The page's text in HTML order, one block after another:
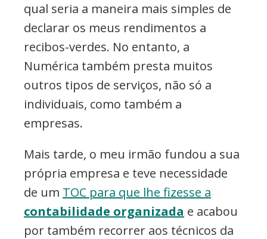
qual seria a maneira mais simples de
declarar os meus rendimentos a
recibos-verdes. No entanto, a
Numérica também presta muitos
outros tipos de serviços, não só a
individuais, como também a
empresas.
Mais tarde, o meu irmão fundou a sua
própria empresa e teve necessidade
de um TOC para que lhe fizesse a
contabilidade organizada e acabou
por também recorrer aos técnicos da